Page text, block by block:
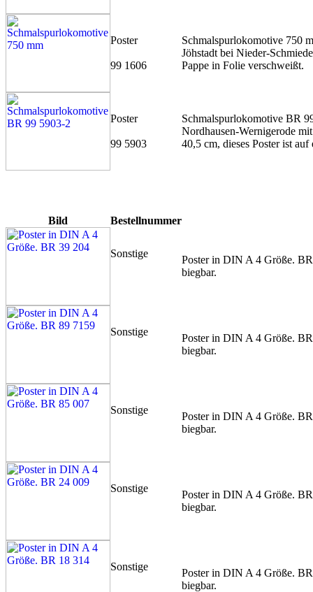
Poster
99 1606
Schmalspurlokomotive 750
Jöhstadt bei Nieder-
Pappe in Folie verschweißt.
Poster
99 5903
Schmalspurlokomotive BR
Nordhausen-Wernigerode
40,5 cm, dieses Poster ist
Bild Bestellnummer
Sonstige
Poster in DIN A 4 Größe.
biegbar.
Sonstige
Poster in DIN A 4 Größe.
biegbar.
Sonstige
Poster in DIN A 4 Größe.
biegbar.
Sonstige
Poster in DIN A 4 Größe.
biegbar.
Sonstige
Poster in DIN A 4 Größe.
biegbar.